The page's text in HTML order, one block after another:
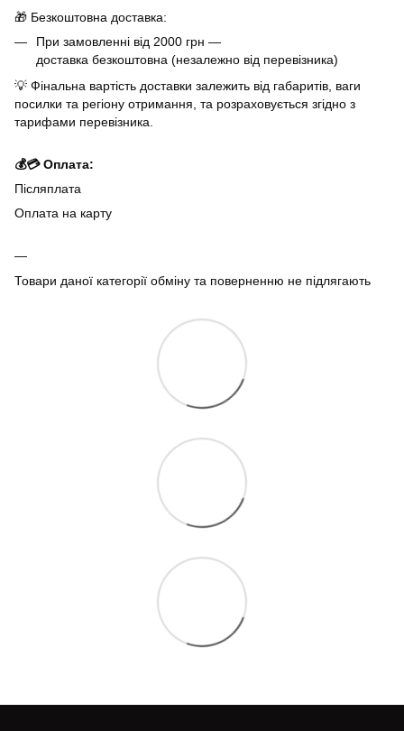
🎁 Безкоштовна доставка:
При замовленні від 2000 грн —
доставка безкоштовна (незалежно від перевізника)
💡 Фінальна вартість доставки залежить від габаритів, ваги
посилки та регіону отримання, та розраховується згідно з
тарифами перевізника.
💰💳 Оплата:
Післяплата
Оплата на карту
Товари даної категорії обміну та поверненню не підлягають